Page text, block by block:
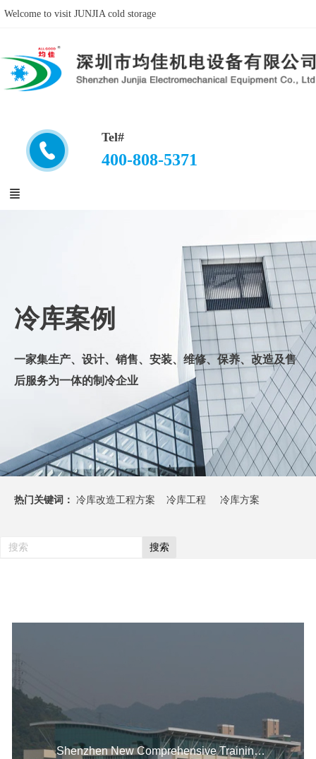
Welcome to visit JUNJIA cold storage
Tel#
400-808-5371
冷库案例
一家集生产、设计、销售、安装、维修、保养、改造及售
后服务为一体的制冷企业
热门关键词： 冷库改造工程方案 冷库工程 冷库方案
搜索
Shenzhen New Comprehensive Training